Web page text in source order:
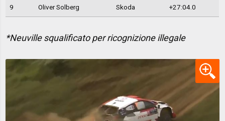
9 Oliver Solberg Skoda +27:04.0
*Neuville squalificato per ricognizione illegale